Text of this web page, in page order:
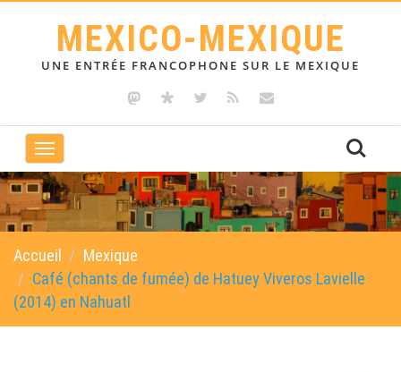
MEXICO-MEXIQUE
UNE ENTRÉE FRANCOPHONE SUR LE MEXIQUE
Toggle
navigation
Accueil
Mexique
Café (chants de fumée) de Hatuey Viveros Lavielle
(2014) en Nahuatl